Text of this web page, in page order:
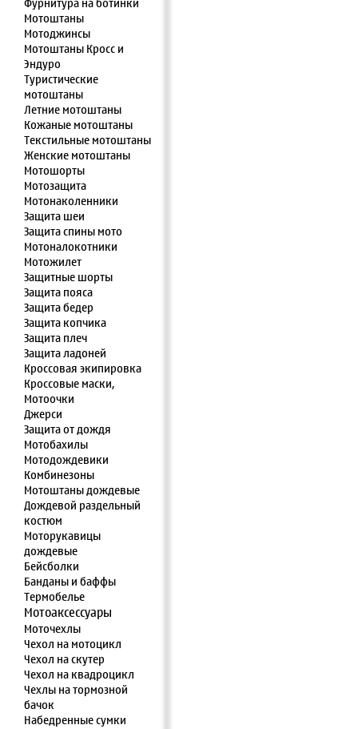
Мотоштаны
Мотоджинсы
Мотоштаны Кросс и
Эндуро
Туристические
мотоштаны
Летние мотоштаны
Кожаные мотоштаны
Текстильные мотоштаны
Женские мотоштаны
Мотошорты
Мотозащита
Мотонаколенники
Защита шеи
Защита спины мото
Мотоналокотники
Мотожилет
Защитные шорты
Защита пояса
Защита бедер
Защита копчика
Защита плеч
Защита ладоней
Кроссовая экипировка
Кроссовые маски,
Мотоочки
Джерси
Защита от дождя
Мотобахилы
Мотодождевики
Комбинезоны
Мотоштаны дождевые
Дождевой раздельный
костюм
Моторукавицы
дождевые
Бейсболки
Банданы и баффы
Термобелье
Мотоаксессуары
Моточехлы
Чехол на мотоцикл
Чехол на скутер
Чехол на квадроцикл
Чехлы на тормозной
бачок
Набедренные сумки